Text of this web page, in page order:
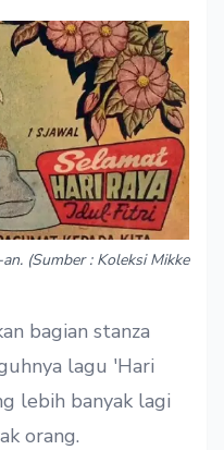
(Sumber : Koleksi Mikke
bagian stanza
lagu 'Hari
lebih banyak lagi
orang.